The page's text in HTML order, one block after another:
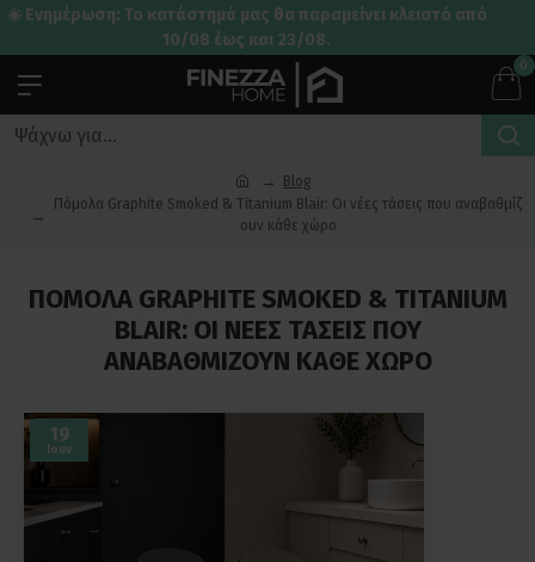
☀️ Ενημέρωση: Το κατάστημά μας θα παραμείνει κλειστό από
10/08 έως και 23/08.
0
Blog
Πόμολα Graphite Smoked & Titanium Blair: Οι νέες τάσεις που αναβαθμίζ
ουν κάθε χώρο
ΠΌΜΟΛΑ GRAPHITE SMOKED & TITANIUM
BLAIR: ΟΙ ΝΈΕΣ ΤΆΣΕΙΣ ΠΟΥ
ΑΝΑΒΑΘΜΊΖΟΥΝ ΚΆΘΕ ΧΏΡΟ
19
Ιουν